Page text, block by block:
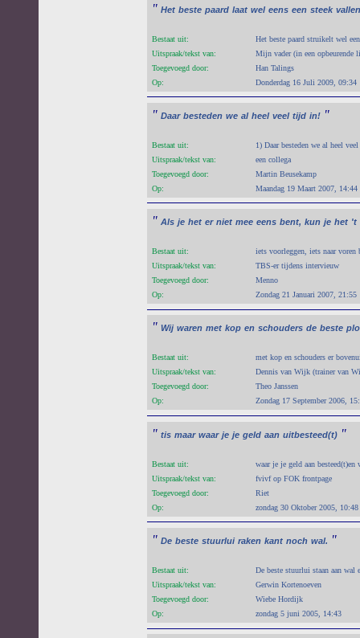
" Het beste paard laat wel eens een steek vallen
Bestaat uit:
Het beste paard struikelt wel
Uitspraak/tekst van:
Mijn vader (in een opbeurende
Toegevoegd door:
Han Talings
Op:
Donderdag 16 Juli 2009, 09:34
" Daar besteden we al heel veel tijd in! "
Bestaat uit:
1) Daar besteden we al heel
Uitspraak/tekst van:
een collega
Toegevoegd door:
Martin Beusekamp
Op:
Maandag 19 Maart 2007, 14:44
" Als je het er niet mee eens bent, kun je het 't
Bestaat uit:
iets voorleggen, iets naar voren
Uitspraak/tekst van:
TBS-er tijdens intervieuw
Toegevoegd door:
Menno
Op:
Zondag 21 Januari 2007, 21:55
" Wij waren met kop en schouders de beste
Bestaat uit:
met kop en schouders er
Uitspraak/tekst van:
Dennis van Wijk (trainer van
Toegevoegd door:
Theo Janssen
Op:
Zondag 17 September 2006,
" tis maar waar je je geld aan uitbesteed(t) "
Bestaat uit:
waar je je geld aan besteed(t)en
Uitspraak/tekst van:
fvivf op FOK frontpage
Toegevoegd door:
Riet
Op:
zondag 30 Oktober 2005, 10:48
" De beste stuurlui raken kant noch wal. "
Bestaat uit:
De beste stuurlui staan aan wal
Uitspraak/tekst van:
Gerwin Kortenoeven
Toegevoegd door:
Wiebe Hordijk
Op:
zondag 5 juni 2005, 14:43